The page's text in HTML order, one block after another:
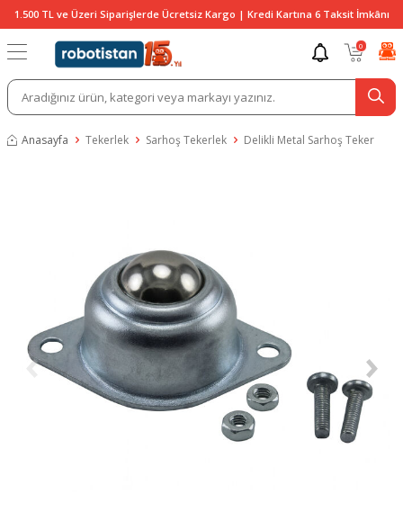
1.500 TL ve Üzeri Siparişlerde Ücretsiz Kargo | Kredi Kartına 6 Taksit İmkânı
0
Anasayfa Tekerlek Sarhoş Tekerlek Delikli Metal Sarhoş Teker